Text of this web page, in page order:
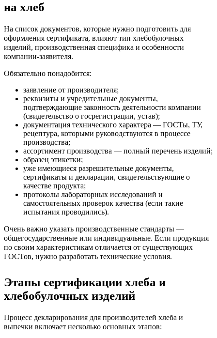
на хлеб
На список документов, которые нужно подготовить для
оформления сертификата, влияют тип хлебобулочных
изделий, производственная специфика и особенности
компании-заявителя.
Обязательно понадобится:
заявление от производителя;
реквизиты и учредительные документы,
подтверждающие законность деятельности компании
(свидетельство о госрегистрации, устав);
документация технического характера — ГОСТы, ТУ,
рецептура, которыми руководствуются в процессе
производства;
ассортимент производства — полный перечень изделий;
образец этикетки;
уже имеющиеся разрешительные документы,
сертификаты и декларации, свидетельствующие о
качестве продукта;
протоколы лабораторных исследований и
самостоятельных проверок качества (если такие
испытания проводились).
Очень важно указать производственные стандарты —
общегосударственные или индивидуальные. Если продукция
по своим характеристикам отличается от существующих
ГОСТов, нужно разработать технические условия.
Этапы сертификации хлеба и
хлебобулочных изделий
Процесс декларирования для производителей хлеба и
выпечки включает несколько основных этапов: